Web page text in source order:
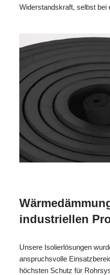
Widerstandskraft, selbst bei
industriellen
Unsere Isolierlösungen
anspruchsvolle
höchsten Schutz für